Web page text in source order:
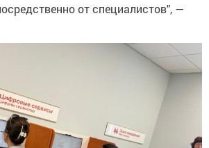
от специалистов", —